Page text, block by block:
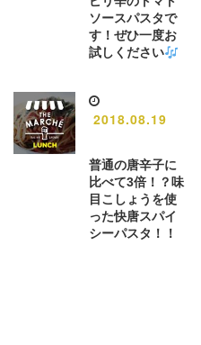
ソースパスタで
す！ぜひ一度お
試しください
2018.08.19
普通の唐辛子に
比べて3倍！？味
目こしょうを使
った快唐スパイ
シーパスタ！！